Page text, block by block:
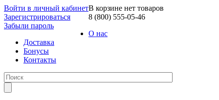
Войти в личный кабинет
Зарегистрироваться
Забыли пароль
В корзине нет товаров
8 (800) 555-05-46
О нас
Доставка
Бонусы
Контакты